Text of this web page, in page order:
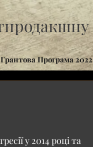
Грантова Програма 2022
у 2014 році та